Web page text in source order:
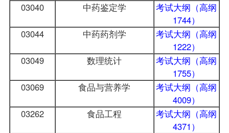
03040
中药鉴定学
考试大纲（高纲
1744）
03044
中药药剂学
考试大纲（高纲
1222）
03049
数理统计
考试大纲（高纲
1755）
03069
食品与营养学
考试大纲（高纲
4009）
03262
食品工程
考试大纲（高纲
4371）